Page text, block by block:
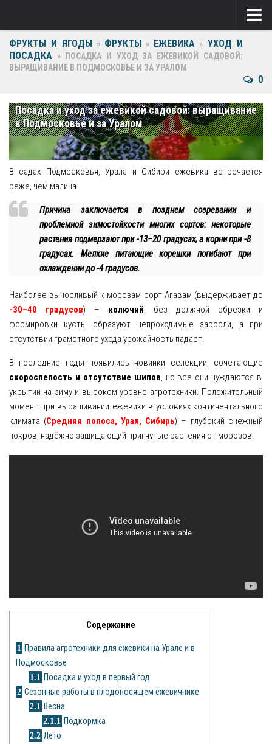
Ягоды
Виноград
Крыжовник
Малина
Фрукты
Ежевика
Черешня
Яблоня
Овощи
Огурец
Помидоры
Цветы
Петуния
ФРУКТЫ И ЯГОДЫ » ФРУКТЫ » ЕЖЕВИКА » УХОД И
ПОСАДКА »
ПОСАДКА И УХОД ЗА ЕЖЕВИКОЙ САДОВОЙ:
ВЫРАЩИВАНИЕ В ПОДМОСКОВЬЕ И ЗА УРАЛОМ
0
Посадка и уход за ежевикой садовой: выращивание
в Подмосковье и за Уралом
В садах Подмосковья, Урала и Сибири ежевика встречается
реже, чем малина.
Причина заключается в позднем созревании и
проблемной зимостойкости многих сортов: некоторые
растения подмерзают при -13–20 градусах, а корни при -8
градусах. Мелкие питающие корешки погибают при
охлаждении до -4 градусов.
Наиболее выносливый к морозам сорт Агавам (выдерживает до
-30–40 градусов) – колючий; без должной обрезки и
формировки кусты образуют непроходимые заросли, а при
отсутствии грамотного ухода урожайность падает.
В последние годы появились новинки селекции, сочетающие
скороспелость и отсутствие шипов, но все они нуждаются в
укрытии на зиму и высоком уровне агротехники. Положительный
момент при выращивании ежевики в условиях континентального
климата (Средняя полоса, Урал, Сибирь) – глубокий снежный
покров, надёжно защищающий пригнутые растения от морозов.
Содержание
1 Правила агротехники для ежевики на Урале и в
Подмосковье
1.1 Посадка и уход в первый год
2 Сезонные работы в плодоносящем ежевичнике
2.1 Весна
2.1.1 Подкормка
2.2 Лето